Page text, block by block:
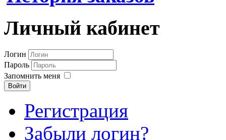
Личный кабинет
Логин
Пароль
Запомнить меня
Войти
Регистрация
Забыли логин?